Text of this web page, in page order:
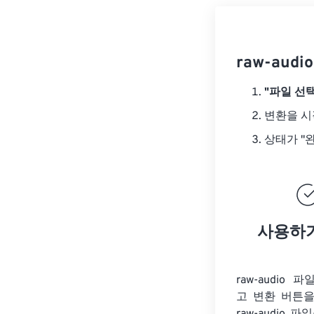
raw-audio
"파일 선
변환을
상태가 "
사용하
raw-audio 파
고 변환 버튼